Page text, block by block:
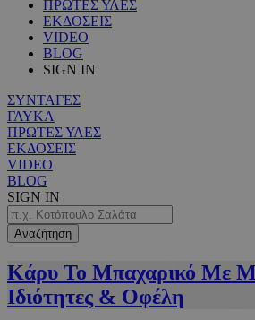
ΠΡΩΤΕΣ ΥΛΕΣ
ΕΚΔΟΣΕΙΣ
VIDEO
BLOG
SIGN IN
ΣΥΝΤΑΓΕΣ
ΓΛΥΚΑ
ΠΡΩΤΕΣ ΥΛΕΣ
ΕΚΔΟΣΕΙΣ
VIDEO
BLOG
SIGN IN
Αναζήτηση
Κάρυ Το Μπαχαρικό Με
Ιδιότητες & Οφέλη